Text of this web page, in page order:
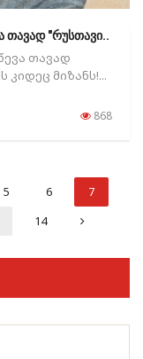
თავად "რუსთავი..
თავად
კიდეც მიზანს!...
868
5 6
7
14